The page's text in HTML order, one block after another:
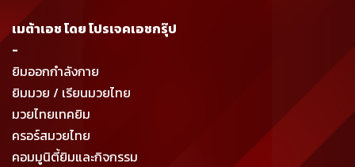
เมต้าเอช โดย โปรเจคเอชกรุ๊ป
-
ยิมออกกำลังกาย
ยิมมวย / เรียนมวยไทย
มวยไทยเทคยิม
ครอร์สมวยไทย
คอมมูนิตี้ยิมและกิจกรรม